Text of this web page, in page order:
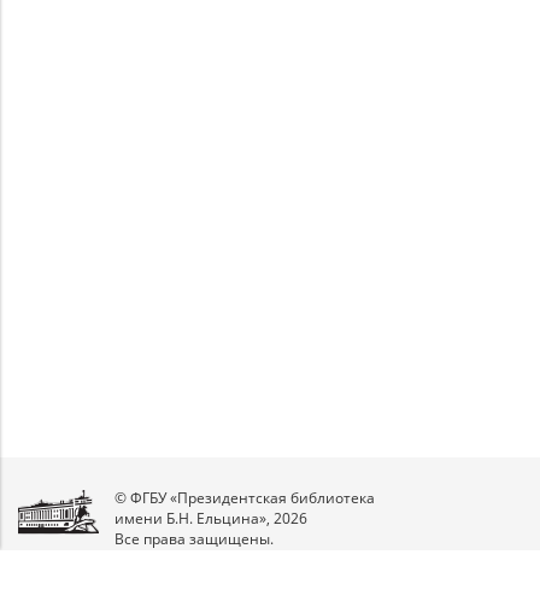
© ФГБУ «Президентская библиотека
имени Б.Н. Ельцина», 2026
Все права защищены.